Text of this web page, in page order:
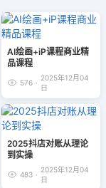
AI绘画+iP课程商业精
品课程
576 ·
2025年12月04
日
2025抖店对账从理论
到实操
483 ·
2025年12月04
日